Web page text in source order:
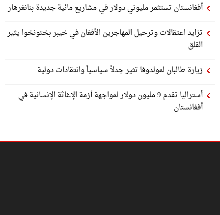
أفغانستان تستثمر مليوني دولار في مشاريع مائية جديدة بنانغرهار
تزايد اعتقالات وترحيل المهاجرين الأفغان في خيبر بختونخوا يثير
القلق
زيارة طالبان لمولدوفا تثير جدلاً سياسياً وانتقادات دولية
أستراليا تقدم 9 مليون دولار لمواجهة أزمة الإغاثة الإنسانية في
أفغانستان